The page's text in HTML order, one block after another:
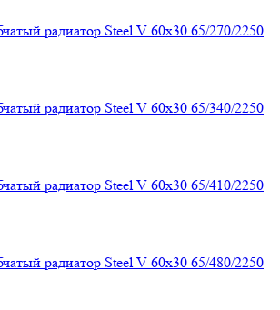
радиатор Steel V 60х30 65/270/2250
радиатор Steel V 60х30 65/340/2250
радиатор Steel V 60х30 65/410/2250
радиатор Steel V 60х30 65/480/2250